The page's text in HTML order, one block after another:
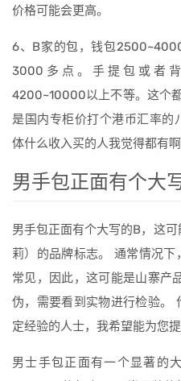
价格可能会更高。
6、B家的包，钱包
3000多点。手提包或者
4200~10000以上不等。这个
是国内专柜价打个港币汇率的
体什么收入买的人我觉得都有啊
男手包正面有个大
男手包正面有个大写的B，这
莉）的品牌标志。 通常情况
常见，因此，这可能是山寨产
伪，需要看到实物进行检验。
定经验的人士，我希望能为您提
男士手包正面有一个显著的